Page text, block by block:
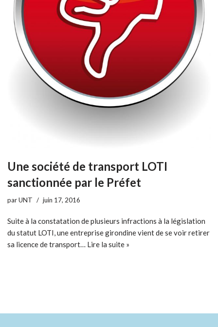
Une société de transport LOTI
sanctionnée par le Préfet
parUNT juin 17, 2016
Suite à la constatation de plusieurs infractions à la législation
du statut LOTI, une entreprise girondine vient de se voir retirer
sa licence de transport… Lire la suite »